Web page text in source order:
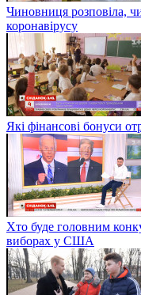
Чиновниця розповіла,
коронавірусу
Які фінансові бонуси
Хто буде головним
виборах у США